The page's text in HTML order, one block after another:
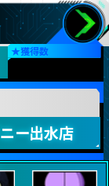
★獲得数
ー出水店